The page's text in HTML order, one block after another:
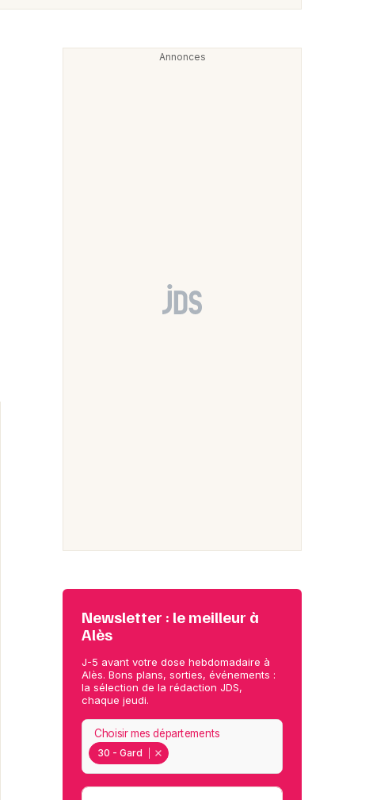
Newsletter : le meilleur à
Alès
J-5 avant votre dose hebdomadaire à
Alès. Bons plans, sorties, événements :
la sélection de la rédaction JDS,
chaque jeudi.
30 - Gard
Choisir mes départements